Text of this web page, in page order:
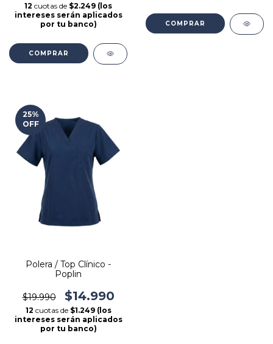
12 cuotas de $2.249 (los
intereses serán aplicados
por tu banco)
COMPRAR
COMPRAR
25%
OFF
Polera / Top Clínico -
Poplin
$19.990 $14.990
12 cuotas de $1.249 (los
intereses serán aplicados
por tu banco)